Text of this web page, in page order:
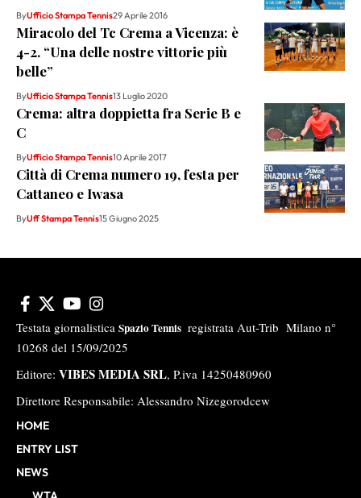
ByUfficio Stampa Tennis29 Aprile 2016
Miracolo del Tc Crema a Vicenza: è
4-2. “Una delle nostre vittorie più
belle”
ByUfficio Stampa Tennis13 Luglio 2020
Crema: altra doppietta fra Serie B e
C
ByUfficio Stampa Tennis10 Aprile 2017
Città di Crema numero 19, festa per
Cattaneo e Iwasa
ByUff Stampa Tennis15 Giugno 2025
Testata giornalistica Spazio Tennis registrata Aut-Trib Milano n°
10268 del 15/09/2025
Editore: VIBES MEDIA SRL, P.iva 14250480960
Direttore Responsabile: Alessandro Nizegorodcew
HOME
ENTRY LIST
NEWS